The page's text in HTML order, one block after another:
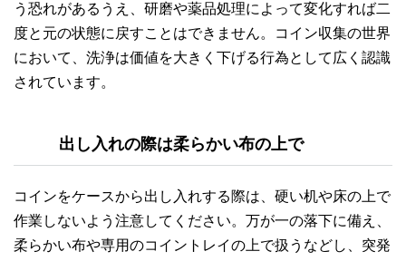
う恐れがあるうえ、研磨や薬品処理によって変化すれば二
度と元の状態に戻すことはできません。コイン収集の世界
において、洗浄は価値を大きく下げる行為として広く認識
されています。
出し入れの際は柔らかい布の上で
コインをケースから出し入れする際は、硬い机や床の上で
作業しないよう注意してください。万が一の落下に備え、
柔らかい布や専用のコイントレイの上で扱うなどし、突発